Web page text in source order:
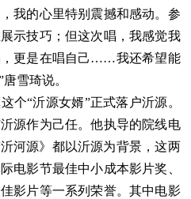
我的心里特别震撼和感动。参
示技巧；但这次唱，我感觉我
，更是在唱自己……我还希望能
雪琦说。
“沂源女婿”正式落户沂源。
源作为己任。他执导的院线电
河源》都以沂源为背景，这两
电影节最佳中小成本影片奖、
影片等一系列荣誉。其中电影